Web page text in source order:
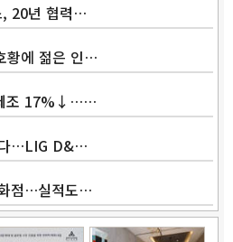
, 20년 협력…
황에 젊은 인…
조 17%↓……
다…LIG D&…
점…실적도…